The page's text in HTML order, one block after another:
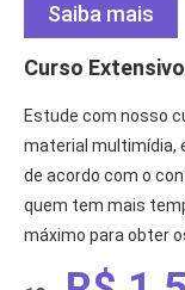
Saiba mais
Curso
Estude com nosso
material multimídia,
de acordo com o
quem tem mais
máximo para obter